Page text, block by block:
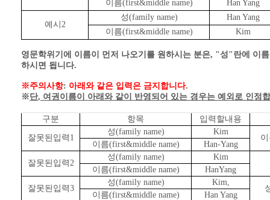
이름(first&middle name) Han Yang
예시 2
성(family name)
Han Yang
이름(first&middle name) Kim
영문학위기에 이름이 먼저 나오기를 원하시는 분은, "성"란에 이
하시면 됩니다.
※주의사항: 아래와 같은 입력은 금지합니다.
※단, 여권이름이 아래와 같이 반영되어 있는 경우는 예외로 인정
구분 항목 입력할내용
잘못된입력 1
성(family name) Kim
이름(first&middle name) Han-Yang
잘못된입력2
성(family name)
Kim
이름(first&middle name) HanYang
잘못된입력3
성(family name) Kim,
이름(first&middle name) Han Yang